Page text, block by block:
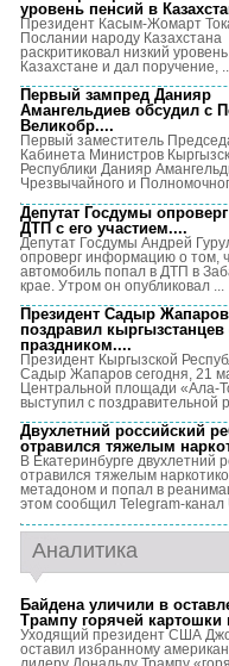
уровень пенсий в
Президент Касым-Жомарт
Послании народу Казахстана
раскритиковал низкий
Казахстане и дал поручение,
Первый зампред Данияр
Амангельдиев обсудил с
Великобр....
Первый заместитель
Кабинета Министров
Республики Данияр
Чрезвычайного и
Депутат Госдумы
ДТП с его участием....
Депутат Госдумы Андрей
опроверг информацию о том,
автомобиль попал в ДТП в
крае. Утром он опубликовал ...
Президент Садыр Жапаров
поздравил кыргызстанцев
праздником....
Президент Кыргызской
Садыр Жапаров сегодня, 21
Центральной площади «Ала-
выступил с поздравительной
Двухлетний российский
отравился тяжелым
В Екатеринбурге двухлетний
отравился тяжелым
метадоном и попал в
этом сообщил Telegram-канал
Аналитика
Байдена уличили в
Трампу горячей картошки
Уходящий президент США
оставил избранному